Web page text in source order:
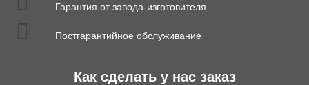
Гарантия от завода-изготовителя
Постгарантийное обслуживание
Как сделать у нас заказ